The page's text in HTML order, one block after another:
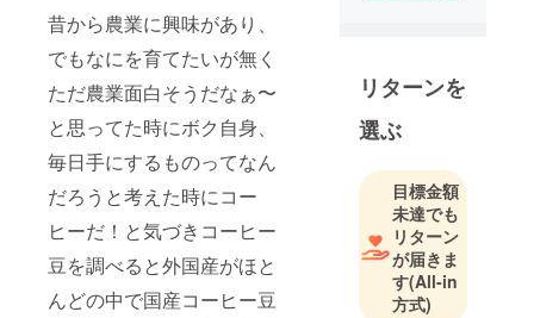
昔から農業に興味があり、
でもなにを育てたいが無く
ただ農業面白そうだなぁ〜
と思ってた時にボク自身、
毎日手にするものってなん
だろうと考えた時にコー
ヒーだ！と気づきコーヒー
豆を調べると外国産がほと
んどの中で国産コーヒー豆
リターンを
選ぶ
目標金額
未達でも
リターン
が届きま
す(All-in
方式)